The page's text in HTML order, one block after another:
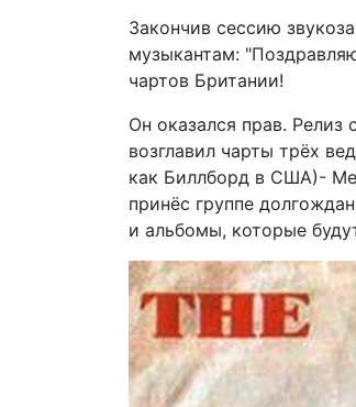
Закончив сессию
музыкантам:
чартов Британии!
Он оказался прав. Релиз
возглавил чарты трёх
как Биллборд в США)-
принёс группе
и альбомы, которые